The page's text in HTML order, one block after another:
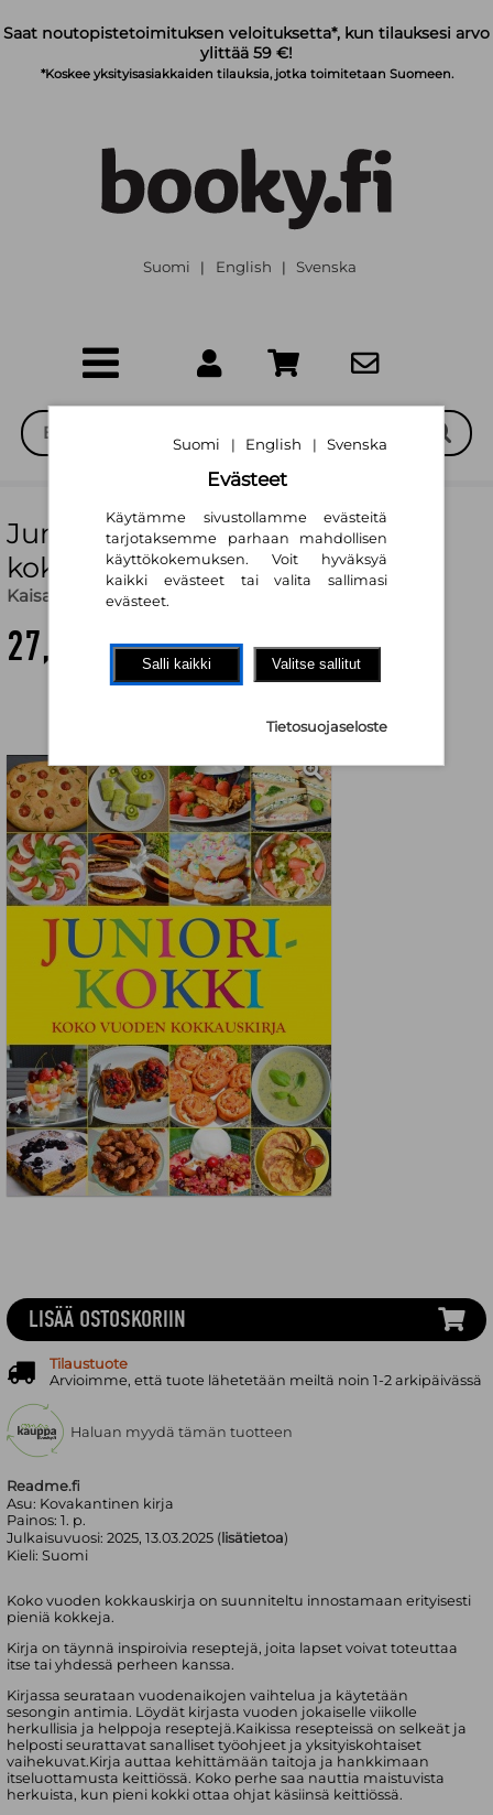
Saat noutopistetoimituksen veloituksetta*, kun tilauksesi arvo
ylittää 59 €!
*Koskee yksityisasiakkaiden tilauksia, jotka toimitetaan Suomeen.
Suomi | English | Svenska
Juniorikokki - Koko vuoden
kokkauskirja
Kaisa Sillanpää
27,40 €
Readme.fi
Asu: Kovakantinen kirja
Painos:1. p.
Julkaisuvuosi:2025, 13.03.2025 ( lisätietoa)
Kieli:Suomi
Koko vuoden kokkauskirja on suunniteltu innostamaan erityisesti
pieniä kokkeja.
Kirja on täynnä inspiroivia reseptejä, joita lapset voivat toteuttaa
itse tai yhdessä perheen kanssa.
Kirjassa seurataan vuodenaikojen vaihtelua ja käytetään
sesongin antimia. Löydät kirjasta vuoden jokaiselle viikolle
herkullisia ja helppoja reseptejä.Kaikissa resepteissä on selkeät ja
helposti seurattavat sanalliset työohjeet ja yksityiskohtaiset
vaihekuvat.Kirja auttaa kehittämään taitoja ja hankkimaan
itseluottamusta keittiössä. Koko perhe saa nauttia maistuvista
herkuista, kun pieni kokki ottaa ohjat käsiinsä keittiössä.
LISÄÄ OSTOSKORIIN
Tilaustuote
Arvioimme, että tuote lähetetään meiltä noin 1-2 arkipäivässä
Haluan myydä tämän tuotteen
Suomi | English | Svenska
Evästeet
Käytämme sivustollamme evästeitä
tarjotaksemme parhaan mahdollisen
käyttökokemuksen. Voit hyväksyä
kaikki evästeet tai valita sallimasi
evästeet.
Salli kaikki Valitse sallitut
Tietosuojaseloste